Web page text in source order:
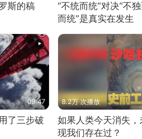
斯的稿
“不统而统”对决“不
而统”是真实在发生
09:47
了三步破
8.2万 次播放
如果人类今天消失
现我们存在过？